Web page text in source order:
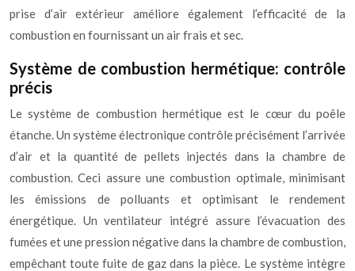
prise d’air extérieur améliore également l’efficacité de la
combustion en fournissant un air frais et sec.
Système de combustion hermétique: contrôle
précis
Le système de combustion hermétique est le cœur du poêle
étanche. Un système électronique contrôle précisément l’arrivée
d’air et la quantité de pellets injectés dans la chambre de
combustion. Ceci assure une combustion optimale, minimisant
les émissions de polluants et optimisant le rendement
énergétique. Un ventilateur intégré assure l’évacuation des
fumées et une pression négative dans la chambre de combustion,
empêchant toute fuite de gaz dans la pièce. Le système intègre